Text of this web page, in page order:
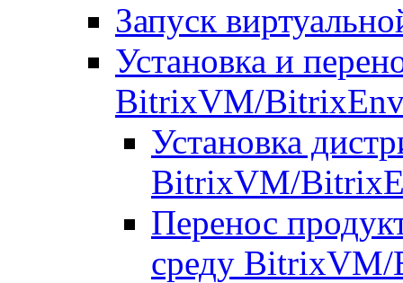
Запуск
Установка и
BitrixVM/
Установка
BitrixVM/
Перенос
среду